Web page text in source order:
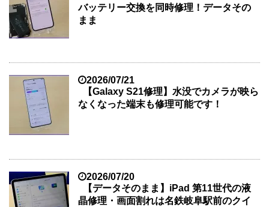
バッテリー交換を同時修理！データその
まま
2026/07/21
【Galaxy S21修理】水没でカメラが映ら
なくなった端末も修理可能です！
2026/07/20
【データそのまま】iPad 第11世代の液
晶修理・画面割れは名鉄岐阜駅前のクイ